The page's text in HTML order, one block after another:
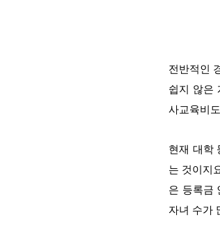
전반적인
쉽지 않은
사교육비
현재 대학
는 것이지
은 등록금
자녀 수가